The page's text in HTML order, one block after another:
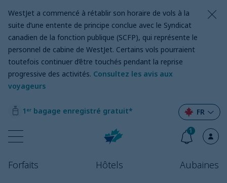
WestJet a commencé à rétablir son horaire de vols à la
suite d’une entente de principe conclue avec le Syndicat
canadien de la fonction publique (SCFP), qui représente le
personnel de cabine de WestJet. Certains vols pourraient
toutefois continuer d’être touchés pendant la reprise
progressive des activités. Consultez les avis aux
voyageurs
1ᵉʳ bagage enregistré gratuit*
Forfaits Hôtels Aubaines
FR
1